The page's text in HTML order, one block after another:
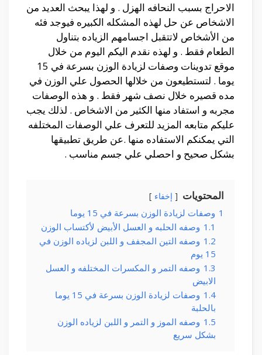
الاحراج بسبب النحافه الهزل . و لهذا يبحث العديد من
الاشخاص عن حل لهذه المشكله الكبيره فيوجد فئه
من الأشخاص لاتتقبل اجسامهم الزياده بتناول
الطعام فقط . و لهذه نقدم اليكم اليوم من خلال
موقع تدوينات وصفات لزيادة الوزن بسرعة في 15
يوما . لتستطيعون من خلالها الحصول علي الوزن في
مده قصيره خلال نصف شهر فقط . و هذه الوصفات
مجربه و استفاد منها الكثير من الاشخاص . لذلك يجب
عليكم متابعه المزيد للتعرف علي الوصفات المختلفه
التي يمكنكم الاستفاده منها .عن طريق تطبيقها
بشكل صحيح و احصلي علي جسم مناسب .
المحتويات إخفاء
1 وصفات لزيادة الوزن بسرعة في 15 يوما
1.1 وصفه الحلبه و العسل الأبيض لأكتساب الوزن
1.2 وصفه التين المجفف و اللبن لزياده الوزن في
15 يوم
1.3 وصفه التمر و المكسرات المختلفه و العسل
الابيض
1.4
وصفات لزيادة الوزن بسرعة في 15 يوما
بالحلبة
1.5 وصفه الموز و التمر و اللبن لزياده الوزن
بشكل سريع